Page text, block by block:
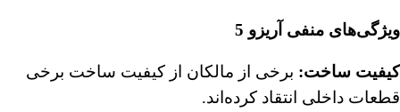
ویژگی‌های منفی آریزو 5
کیفیت ساخت: برخی از مالکان از کیفیت ساخت برخی
قطعات داخلی انتقاد کرده‌اند.